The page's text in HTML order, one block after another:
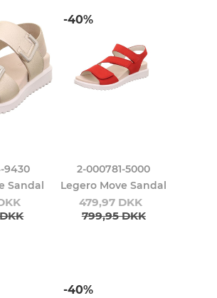
9430
Sandal
-40%
2-000781-5000
Legero Move Sandal
479,97 DKK
799,95 DKK
-40%